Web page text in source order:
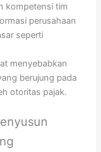
kompetensi tim
perusahaan
seperti
menyebabkan
berujung pada
otoritas pajak.